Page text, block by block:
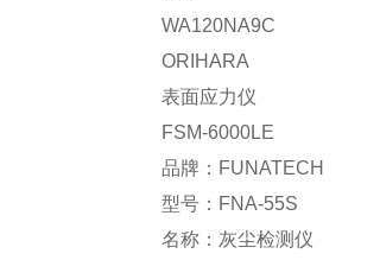
WA120NA9C
ORIHARA
表面应力仪
FSM-6000LE
品牌：FUNATECH
型号：FNA-55S
名称：灰尘检测仪